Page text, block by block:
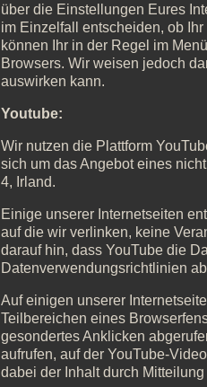
über die Einstellungen Eures
im Einzelfall entscheiden, ob
können Ihr in der Regel im
Browsers. Wir weisen jedoch
auswirken kann.
Youtube:
Wir nutzen die Plattform
sich um das Angebot eines
4, Irland.
Einige unserer Internetseiten
auf die wir verlinken, keine
darauf hin, dass YouTube die
Datenverwendungsrichtlinien
Auf einigen unserer
Teilbereichen eines
gesondertes Anklicken
aufrufen, auf der YouTube-
dabei der Inhalt durch